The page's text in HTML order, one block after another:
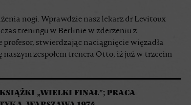
nogi. Wprawdzie nasz lekarz dr Levitoux
treningu w Berlinie w zderzeniu z
profesor, stwierdzając naciągnięcie więzadła
naszym zespołem trenera Otto, iż już w trzecim
„WIELKI FINAŁ”; PRACA